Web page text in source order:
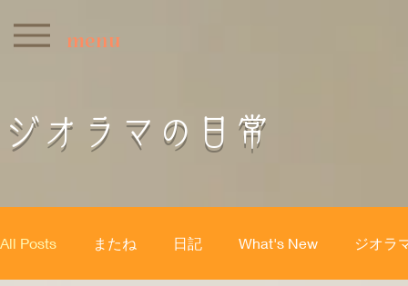
menu
ジオラマの日常
All Posts またね 日記 What's New ジオラ